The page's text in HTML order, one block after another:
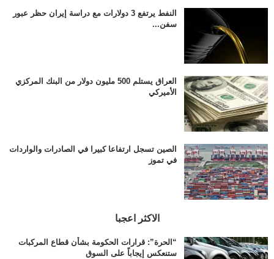
النفط يرتفع 3 دولارات مع دراسة إيران حظر عبور
سفن...
العراق يستلم 500 مليون دولار من البنك المركزي
الأميركي
الصين تسجل ارتفاعا كبيرا في الصادرات والواردات
في تموز
الاكثر اعجبا
“الحرة”: قرارات الحكومة بشأن قطاع المركبات
ستنعكس إيجاباً على السوق